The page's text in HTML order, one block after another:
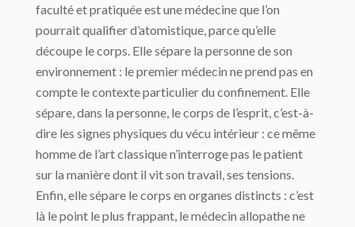
faculté et pratiquée est une médecine que l’on
pourrait qualifier d’atomistique, parce qu’elle
découpe le corps. Elle sépare la personne de son
environnement : le premier médecin ne prend pas en
compte le contexte particulier du confinement. Elle
sépare, dans la personne, le corps de l’esprit, c’est-à-
dire les signes physiques du vécu intérieur : ce même
homme de l’art classique n’interroge pas le patient
sur la manière dont il vit son travail, ses tensions.
Enfin, elle sépare le corps en organes distincts : c’est
là le point le plus frappant, le médecin allopathe ne